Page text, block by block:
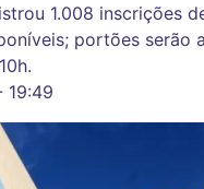
1.008 inscrições
portões serão
19:49